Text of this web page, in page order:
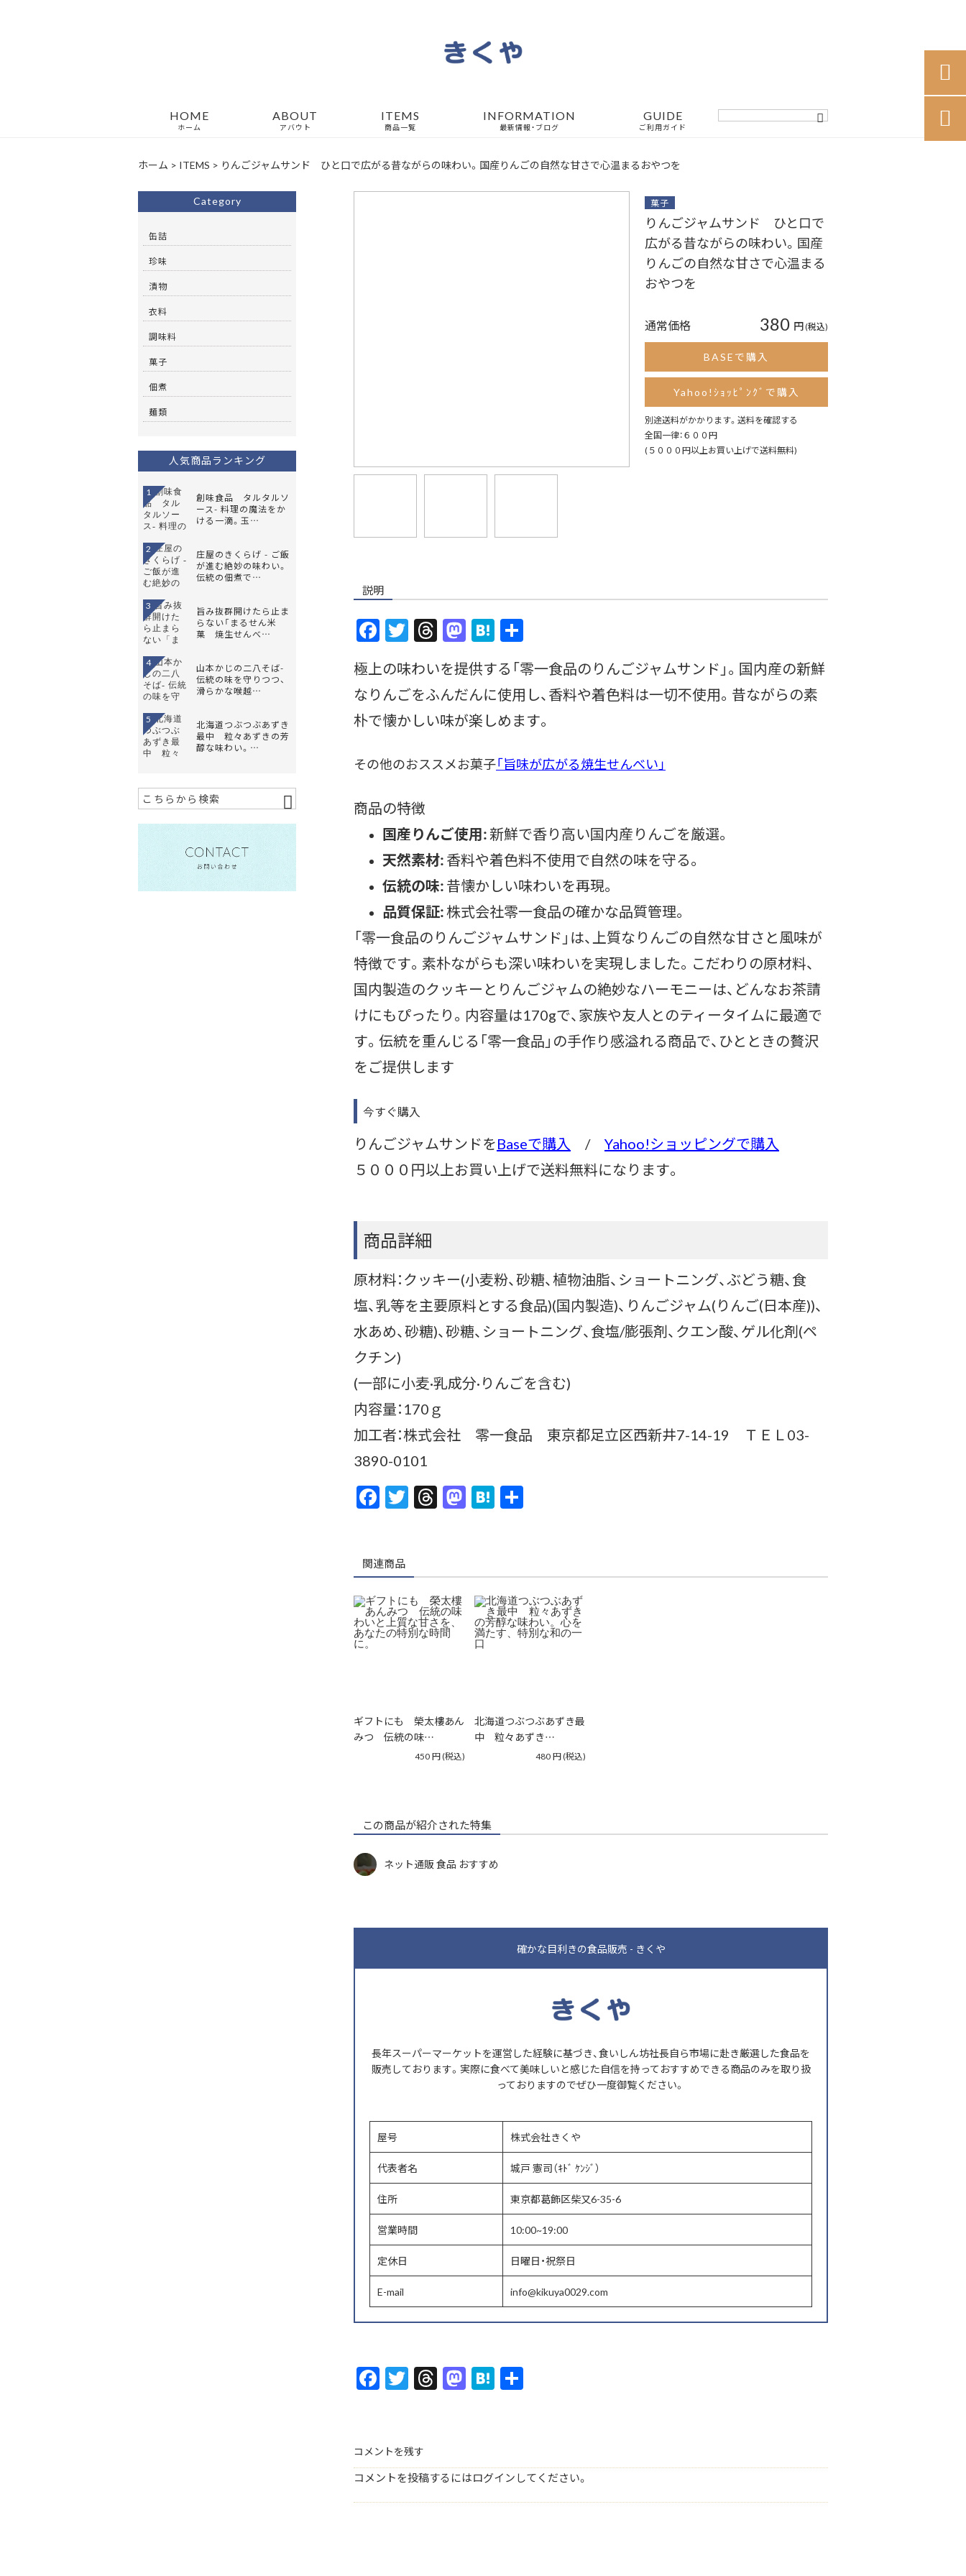
HOME
ホーム
ABOUT
アバウト
ITEMS
商品一覧
INFORMATION
最新情報・ブログ
GUIDE
ご利用ガイド
ホーム > ITEMS > りんごジャムサンド ひと口で広がる昔ながらの味わい。国産りんごの自然な甘さで心温まるおやつを
菓子
りんごジャムサンド ひと口で
広がる昔ながらの味わい。国産
りんごの自然な甘さで心温まる
おやつを
通常価格 380 円(税込)
BASEで購入
Yahoo!ｼｮｯﾋﾟﾝｸﾞで購入
別途送料がかかります。 送料を確認する
全国一律：６００円
(５０００円以上お買い上げで送料無料)
説明
F
ac
e
b
o
k
T
w
itt
er
T
hr
ea
ds
M
as
to
d
o
H
at
e
n
a
極上の味わいを提供する「零一食品のりんごジャムサンド」。国内産の新鮮
なりんごをふんだんに使用し、香料や着色料は一切不使用。昔ながらの素
朴で懐かしい味が楽しめます。
その他のおススメお菓子「旨味が広がる焼生せんべい」
商品の特徴
国産りんご使用:新鮮で香り高い国内産りんごを厳選。
天然素材:香料や着色料不使用で自然の味を守る。
伝統の味:昔懐かしい味わいを再現。
品質保証:株式会社零一食品の確かな品質管理。
「零一食品のりんごジャムサンド」は、上質なりんごの自然な甘さと風味が
特徴です。素朴ながらも深い味わいを実現しました。こだわりの原材料、
国内製造のクッキーとりんごジャムの絶妙なハーモニーは、どんなお茶請
けにもぴったり。内容量は170gで、家族や友人とのティータイムに最適で
す。伝統を重んじる「零一食品」の手作り感溢れる商品で、ひとときの贅沢
をご提供します
今すぐ購入
りんごジャムサンドをBaseで購入 / Yahoo!ショッピングで購入
５０００円以上お買い上げで送料無料になります。
商品詳細
原材料：クッキー(小麦粉、砂糖、植物油脂、ショートニング、ぶどう糖、食
塩、乳等を主要原料とする食品)(国内製造)、りんごジャム(りんご(日本産))、
水あめ、砂糖)、砂糖、ショートニング、食塩/膨張剤、クエン酸、ゲル化剤(ペ
クチン)
(一部に小麦·乳成分·りんごを含む)
内容量：170ｇ
加工者：株式会社 零一食品 東京都足立区西新井7-14-19 ＴＥＬ03-
3890-0101
F
ac
b
o
o
k
T
w
T
hr
M
as
o
n
H
at
a
関連商品
ギフトにも 榮太樓あん
みつ 伝統の味…
450円(税込)
北海道つぶつぶあずき最
中 粒々あずき…
480円(税込)
この商品が紹介された特集
ネット通販 食品 おすすめ
確かな目利きの食品販売 - きくや
長年スーパーマーケットを運営した経験に基づき、食いしん坊社長自ら市場に赴き厳選した食品を
販売しております。実際に食べて美味しいと感じた自信を持っておすすめできる商品のみを取り扱
っておりますのでぜひ一度御覧ください。
屋号 株式会社きくや
代表者名 城戸 憲司（ｷﾄﾞ ｹﾝｼﾞ）
住所 東京都葛飾区柴又6-35-6
営業時間 10:00~19:00
定休日 日曜日・祝祭日
E-mail info@kikuya0029.com
F
ac
b
o
o
T
w
er
T
hr
M
as
o
n
H
at
a
コメントを残す
コメントを投稿するにはログインしてください。
Category
缶詰
珍味
漬物
衣料
調味料
菓子
佃煮
麺類
人気商品ランキング
創味食品 タルタルソ
ース- 料理の魔法をか
ける一滴。玉…
1
庄屋のきくらげ - ご飯
が進む絶妙の味わい。
伝統の佃煮で…
2
旨み抜群開けたら止ま
らない「まるせん米
菓 焼生せんべ…
3
山本かじの二八そば-
伝統の味を守りつつ、
滑らかな喉越…
4
北海道つぶつぶあずき
最中 粒々あずきの芳
醇な味わい。…
5

